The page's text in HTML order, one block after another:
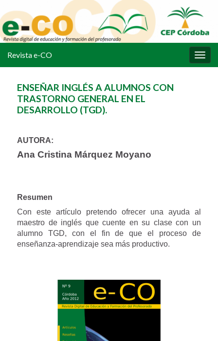
la
Revista e-CO
ENSEÑAR INGLÉS A ALUMNOS CON
TRASTORNO GENERAL EN EL
DESARROLLO (TGD).
AUTORA:
Ana Cristina Márquez Moyano
Resumen
Con este artículo pretendo ofrecer una ayuda al
maestro de inglés que cuente en su clase con un
alumno TGD, con el fin de que el proceso de
enseñanza-aprendizaje sea más productivo.